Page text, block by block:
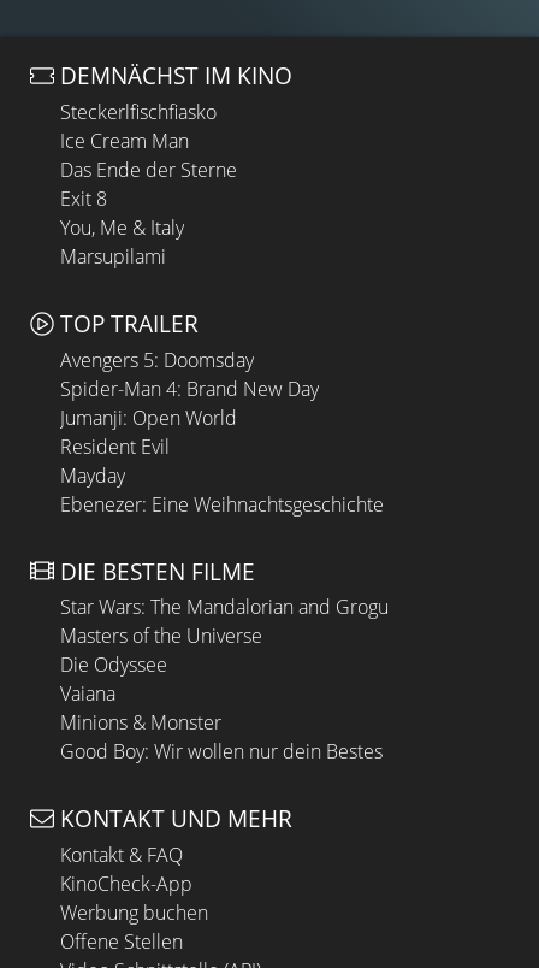
DEMNÄCHST IM KINO
Steckerlfischfiasko
Ice Cream Man
Das Ende der Sterne
Exit 8
You, Me & Italy
Marsupilami
TOP TRAILER
Avengers 5: Doomsday
Spider-Man 4: Brand New Day
Jumanji: Open World
Resident Evil
Mayday
Ebenezer: Eine Weihnachtsgeschichte
DIE BESTEN FILME
Star Wars: The Mandalorian and Grogu
Masters of the Universe
Die Odyssee
Vaiana
Minions & Monster
Good Boy: Wir wollen nur dein Bestes
KONTAKT UND MEHR
Kontakt & FAQ
KinoCheck-App
Werbung buchen
Offene Stellen